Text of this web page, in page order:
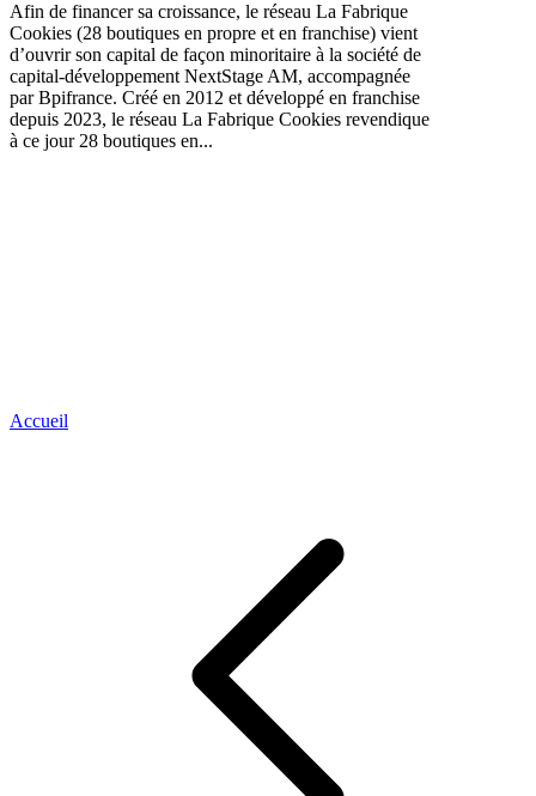
Afin de financer sa croissance, le réseau La Fabrique
Cookies (28 boutiques en propre et en franchise) vient
d’ouvrir son capital de façon minoritaire à la société de
capital-développement NextStage AM, accompagnée
par Bpifrance. Créé en 2012 et développé en franchise
depuis 2023, le réseau La Fabrique Cookies revendique
à ce jour 28 boutiques en...
Accueil